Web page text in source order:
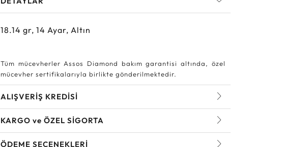
18.14gr,14Ayar, Altın
Tüm mücevherler Assos Diamond bakım garantisi altında, özel
mücevher sertifikalarıyla birlikte gönderilmektedir.
ALIŞVERİŞ KREDİSİ
KARGO ve ÖZEL SİGORTA
ÖDEME SEÇENEKLERİ